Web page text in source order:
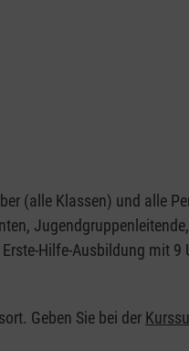
(alle Klassen) und alle
Hilfe-Ausbildung mit 9
Geben Sie bei der